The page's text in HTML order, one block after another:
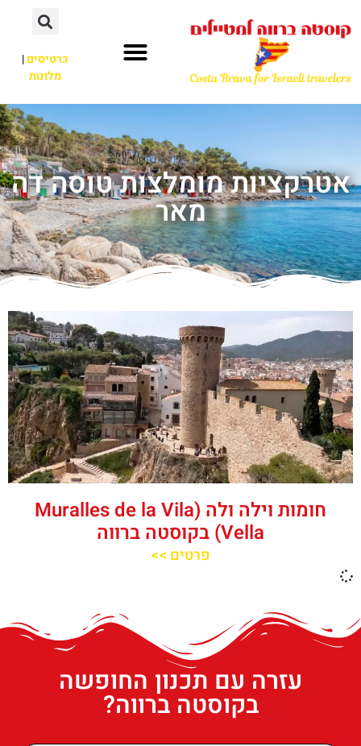
כרטיסים|
מלונות
אטרקציות מומלצות טוסה דה
מאר
חומות וילה ולה (Muralles de la Vila
Vella) בקוסטה ברווה
פרטים >>
עזרה עם תכנון החופשה
בקוסטה ברווה?